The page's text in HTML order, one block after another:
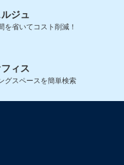
ジュ
省いてコスト削減！
ィス
グスペースを簡単検索